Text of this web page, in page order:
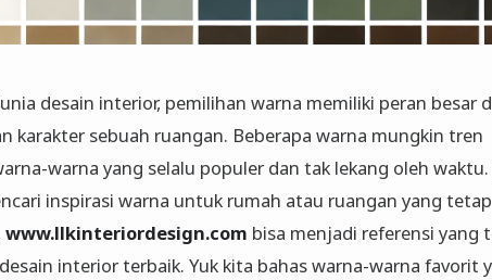
desain interior, pemilihan warna memiliki peran besar
karakter sebuah ruangan. Beberapa warna mungkin tren
warna yang selalu populer dan tak lekang oleh waktu.
inspirasi warna untuk rumah atau ruangan yang tetap
www.llkinteriordesign.com bisa menjadi referensi yang
interior terbaik. Yuk kita bahas warna-warna favorit